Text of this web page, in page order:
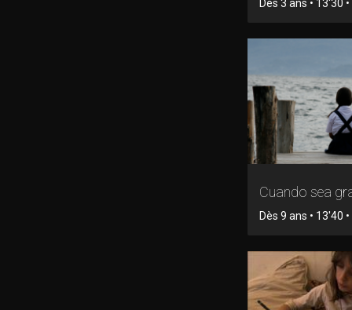
Dès 3 ans • 13'30
Cuando sea
Dès 9 ans • 13'40